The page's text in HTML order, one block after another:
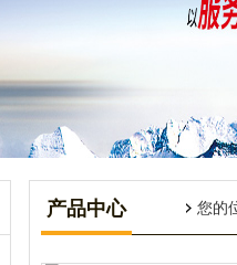
产品中心 您的